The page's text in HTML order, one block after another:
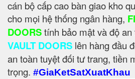
cán bộ cấp cao bàn giao kho
cho mọi hệ thống ngân hàng,
DOORStính bảo mật và độ
VAULT DOORS lên hàng đầu
an toàn tuyệt đối tư trang, tiền
trọng. #GiaKetSatXuatKhau